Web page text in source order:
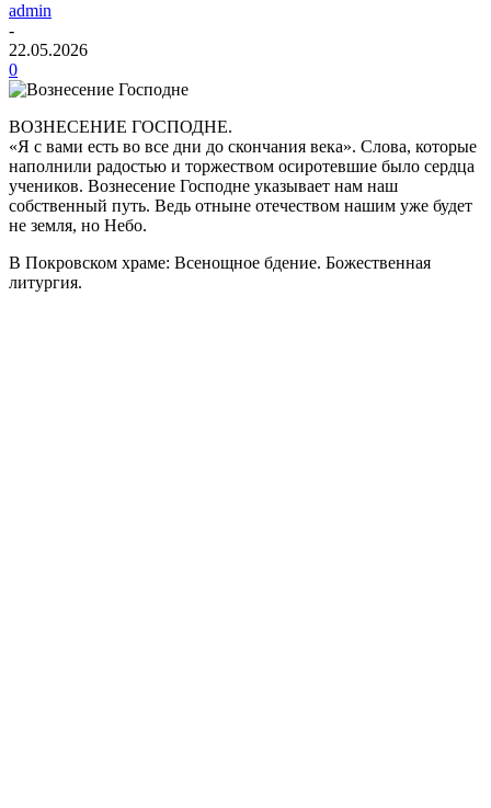
admin
-
22.05.2026
0
ВОЗНЕСЕНИЕ ГОСПОДНЕ.
«Я с вами есть во все дни до скончания века». Слова, которые
наполнили радостью и торжеством осиротевшие было сердца
учеников. Вознесение Господне указывает нам наш
собственный путь. Ведь отныне отечеством нашим уже будет
не земля, но Небо.
В Покровском храме: Всенощное бдение. Божественная
литургия.